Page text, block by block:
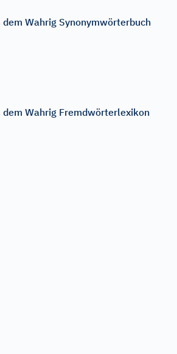
Wahrig Synonymwörterbuch
Wahrig Fremdwörterlexikon